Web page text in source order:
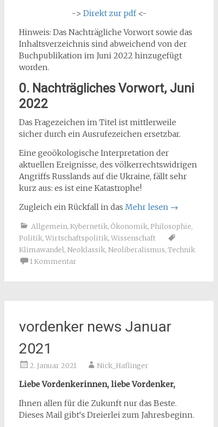
-> Direkt zur pdf<-
Hinweis: Das Nachträgliche Vorwort sowie das
Inhaltsverzeichnis sind abweichend von der
Buchpublikation im Juni 2022 hinzugefügt
worden.
0. Nachträgliches Vorwort, Juni
2022
Das Fragezeichen im Titel ist mittlerweile
sicher durch ein Ausrufezeichen ersetzbar.
Eine geoökologische Interpretation der
aktuellen Ereignisse, des völkerrechtswidrigen
Angriffs Russlands auf die Ukraine, fällt sehr
kurz aus: es ist eine Katastrophe!
Zugleich ein Rückfall in das Mehr lesen →
Allgemein, Kybernetik, Ökonomik, Philosophie,
Politik, Wirtschaftspolitik, Wissenschaft
Klimawandel, Neoklassik, Neoliberalismus, Technik
1 Kommentar
vordenker news Januar
2021
2. Januar 2021 Nick_Haflinger
Liebe Vordenkerinnen, liebe Vordenker,
Ihnen allen für die Zukunft nur das Beste.
Dieses Mail gibt‘s Dreierlei zum Jahresbeginn.